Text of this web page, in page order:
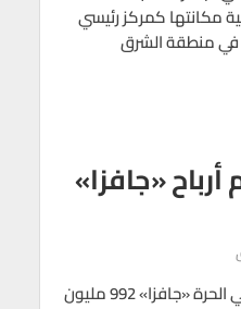
مكانتها كمركز رئيسي
في منطقة الشرق
أرباح «جافزا»
بلغت عائدات منطقة جبل علي الحرة «جافزا» 992 مليون